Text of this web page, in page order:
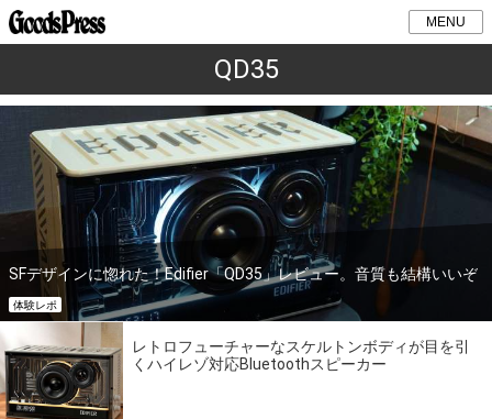
MENU
QD35
SFデザインに惚れた！Edifier「QD35」レビュー。音質も結構いいぞ
体験レポ
レトロフューチャーなスケルトンボディが目を引
くハイレゾ対応Bluetoothスピーカー